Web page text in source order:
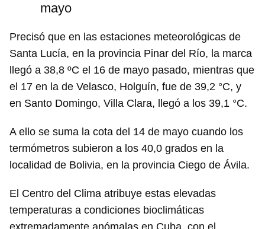
mayo
Precisó que en las estaciones meteorológicas de
Santa Lucía, en la provincia Pinar del Río, la marca
llegó a 38,8 ºC el 16 de mayo pasado, mientras que
el 17 en la de Velasco, Holguín, fue de 39,2 °C, y
en Santo Domingo, Villa Clara, llegó a los 39,1 °C.
A ello se suma la cota del 14 de mayo cuando los
termómetros subieron a los 40,0 grados en la
localidad de Bolivia, en la provincia Ciego de Ávila.
El Centro del Clima atribuye estas elevadas
temperaturas a condiciones bioclimáticas